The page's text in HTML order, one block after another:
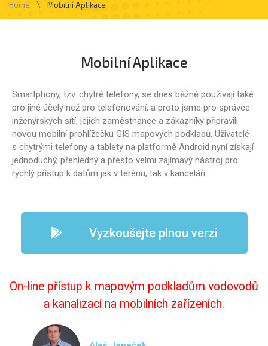
Home \ Mobilní Aplikace
Mobilní Aplikace
Smartphony, tzv. chytré telefony, se dnes běžně používají také
pro jiné účely než pro telefonování, a proto jsme pro správce
inženýrských sítí, jejich zaměstnance a zákazníky připravili
novou mobilní prohlížečku GIS mapových podkladů. Uživatelé
s chytrými telefony a tablety na platformě Android nyní získají
jednoduchý, přehledný a přesto velmi zajímavý nástroj pro
rychlý přístup k datům jak v terénu, tak v kanceláři.
Vyzkoušejte plnou verzi
On-line přístup k mapovým podkladům vodovodů
a kanalizací na mobilních zařízeních.